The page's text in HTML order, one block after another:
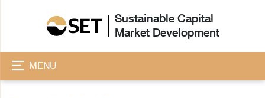
Sustainable Capital
Market Development
MENU